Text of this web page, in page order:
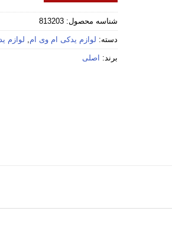
شناسه محصول: 813203
دسته: لوازم یدکی ام وی ام لوازم
برند: اصلی